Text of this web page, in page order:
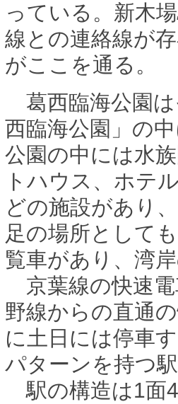
っている。新木
線との連絡線が
がここを通る。
葛西臨海公園
西臨海公園」の
公園の中には水
トハウス、ホテ
どの施設があり
足の場所として
覧車があり、湾
京葉線の快速
野線からの直通
に土日には停車
パターンを持つ
駅の構造は1面